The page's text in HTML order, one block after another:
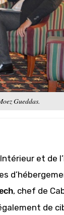
Gueddas.
et de
, chef de
de